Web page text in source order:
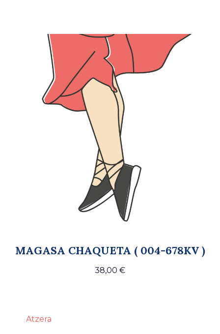
MAGASA CHAQUETA ( 004-678KV )
38,00 €
Atzera